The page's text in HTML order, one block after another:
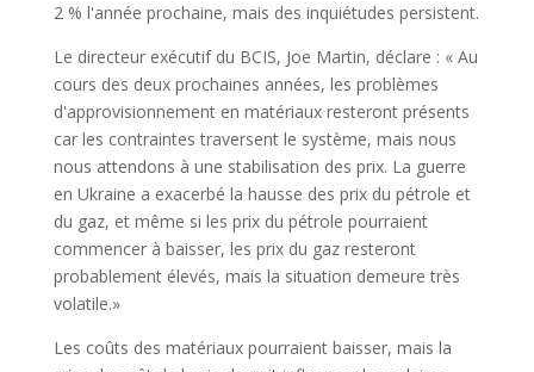
2 % l'année prochaine, mais des inquiétudes persistent.
Le directeur exécutif du BCIS, Joe Martin, déclare : « Au
cours des deux prochaines années, les problèmes
d'approvisionnement en matériaux resteront présents
car les contraintes traversent le système, mais nous
nous attendons à une stabilisation des prix. La guerre
en Ukraine a exacerbé la hausse des prix du pétrole et
du gaz, et même si les prix du pétrole pourraient
commencer à baisser, les prix du gaz resteront
probablement élevés, mais la situation demeure très
volatile.»
Les coûts des matériaux pourraient baisser, mais la